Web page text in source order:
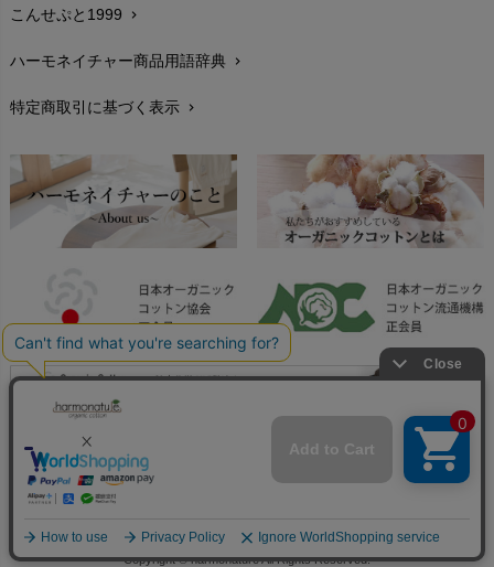
お手入れについて
レビューを書こうchevron_right
返品交換chevron_right
FAXでのご注文
お問い合わせchevron_right
こんせぷと1999 chevron_right
ハーモネイチャー商品用語辞典 chevron_right
特定商取引に基づく表示 chevron_right
Copyright © harmonature All Rights Reserved.